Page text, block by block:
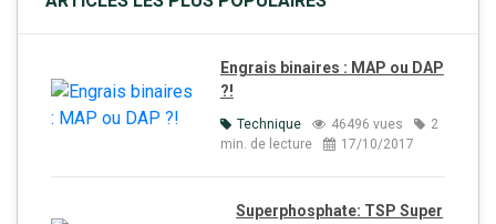
Engrais binaires : MAP ou DAP
?!
Technique 46496 vues
2
min. de lecture
17/10/2017
Superphosphate: TSP Super